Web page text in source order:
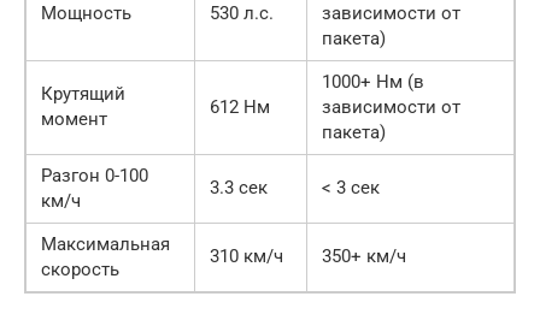
Мощность 530 л.с.
зависимости от
пакета)
Крутящий
момент
612 Нм
1000+ Нм (в
зависимости от
пакета)
Разгон 0-100
км/ч
3.3 сек < 3 сек
Максимальная
скорость
310 км/ч 350+ км/ч